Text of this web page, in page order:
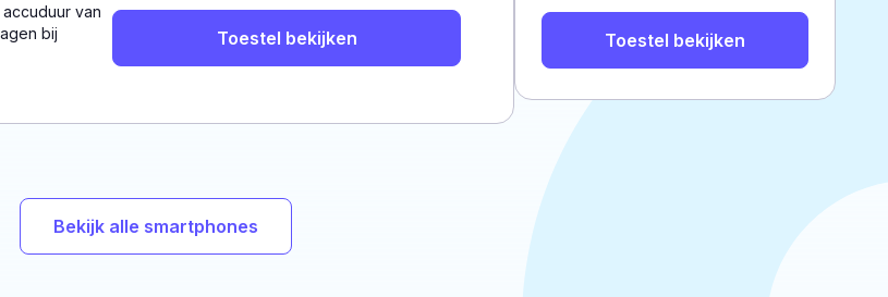
van
bij
Toestel bekijken Toestel bekijken
Bekijk alle smartphones